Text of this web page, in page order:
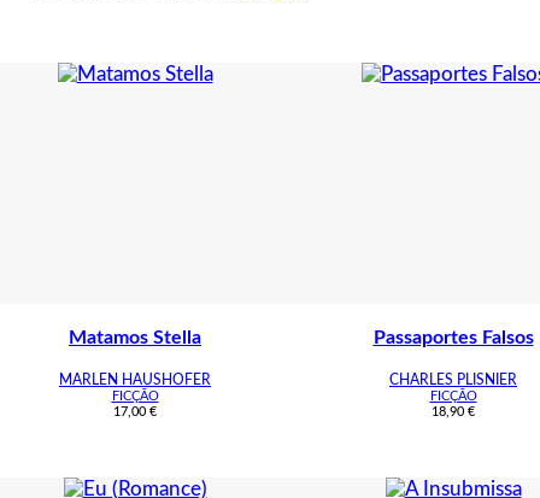
Matamos Stella
MARLEN HAUSHOFER
FICÇÃO
17,00 €
Passaportes Falsos
CHARLES PLISNIER
FICÇÃO
18,90 €